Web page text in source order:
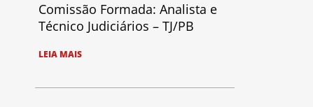
Comissão Formada: Analista e
Técnico Judiciários – TJ/PB
LEIA MAIS